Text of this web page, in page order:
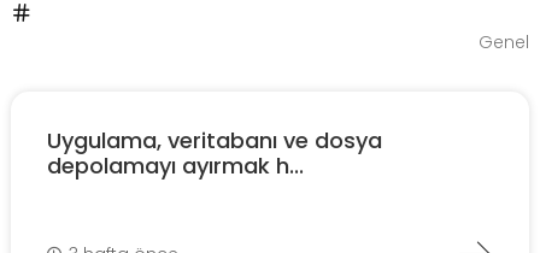
Genel
Uygulama, veritabanı ve dosya
depolamayı ayırmak h...